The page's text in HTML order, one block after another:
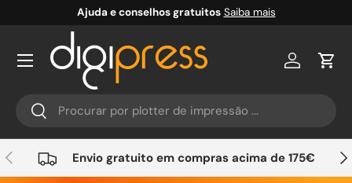
Ir para o conteúdo
Ajuda e conselhos gratuitos Saiba mais
Pesquisar
Pesquisar
Conta
Anterior Envio gratuito em compras acima de 175€